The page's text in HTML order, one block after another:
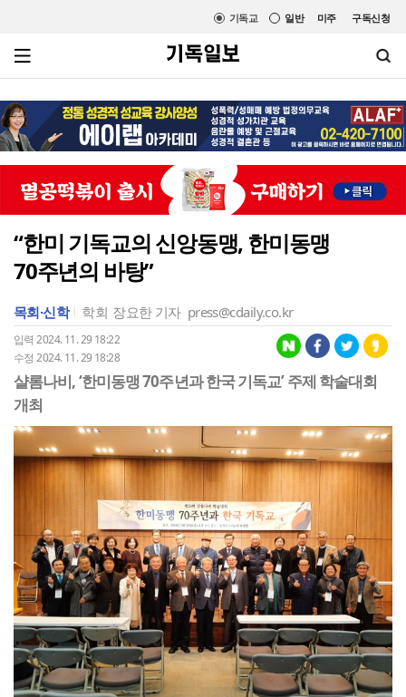
미주 구독신청
일반
기독교
“한미 기독교의 신앙동맹, 한미동맹
70주년의 바탕”
목회·신학 학회 장요한 기자 press@cdaily.co.kr
입력 2024. 11. 29 18:22
수정 2024. 11. 29 18:28
샬롬나비, ‘한미동맹 70주년과 한국 기독교’ 주제 학술대회
개최